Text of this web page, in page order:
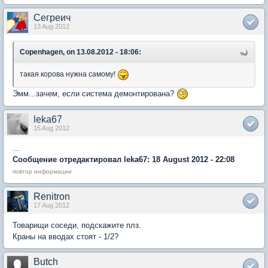
Сегреич
13 Aug 2012
Copenhagen, on 13.08.2012 - 18:06:
такая корова нужна самому!
Эмм...зачем, если система демонтирована?
leka67
15 Aug 2012
...
Сообщение отредактировал leka67: 18 August 2012 - 22:08
повтор информации
Renitron
17 Aug 2012
Товарищи соседи, подскажите плз.
Краны на вводах стоят - 1/2?
Butch